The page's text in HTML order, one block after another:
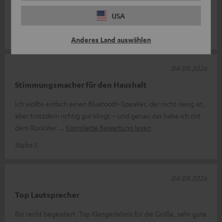
USA
Anderes Land auswählen
Komplette Bewertung lesen
Stimmungsmacher für den Haushalt
Ich wollte einfach einen Bluetooth-Speaker, der nicht riesig ist,
aber trotzdem richtig gut klingt – und genau das habe ich mit
dem Rockster
Komplette Bewertung lesen
Malte F.
04.08.2026
Top Lautsprecher
Bin recht begeistert. Top Klangerlebnis für die Größe, sehr gute
04.08.2026